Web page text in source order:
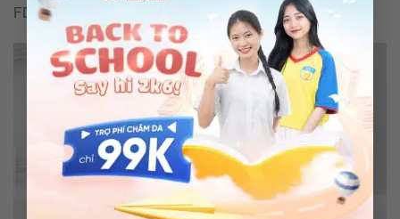
FDA Hoa Kỳ và Bộ Y Tế chứng nhận.